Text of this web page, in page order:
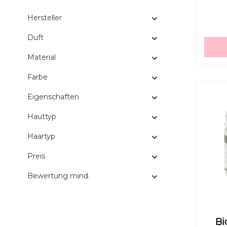
Hersteller
Duft
Material
Farbe
Eigenschaften
Hauttyp
Haartyp
Preis
Bewertung mind.